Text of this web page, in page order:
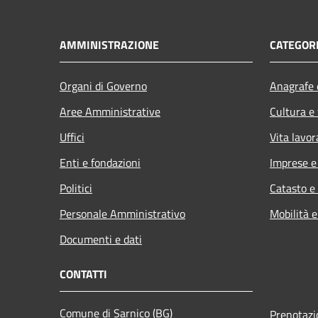
AMMINISTRAZIONE
Organi di Governo
Aree Amministrative
Uffici
Enti e fondazioni
Politici
Personale Amministrativo
Documenti e dati
Cultura
Vita
Imprese
Catasto
Mobilità
CONTATTI
Comune di Sarnico (BG)